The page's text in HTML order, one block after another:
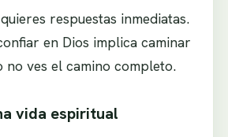
respuestas inmediatas.
en Dios implica caminar
no ves el camino completo.
vida espiritual